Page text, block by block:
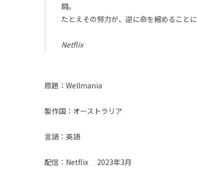
闘。
たとえその努力が、逆に命を縮めること
Netflix
原題：Wellmania
製作国：オーストラリア
言語：英語
配信：Netflix 2023年3月